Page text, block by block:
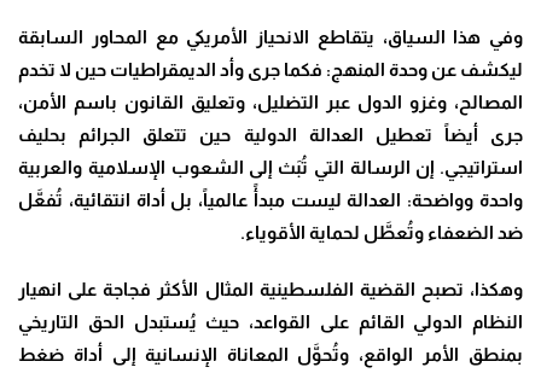
وفي هذا السياق، يتقاطع الانحياز الأمريكي مع المحاور السابقة
ليكشف عن وحدة المنهج: فكما جرى وأد الديمقراطيات حين لا تخدم
المصالح، وغزو الدول عبر التضليل، وتعليق القانون باسم الأمن،
جرى أيضاً تعطيل العدالة الدولية حين تتعلق الجرائم بحليف
استراتيجي. إن الرسالة التي تُبَث إلى الشعوب الإسلامية والعربية
واحدة وواضحة: العدالة ليست مبدأً عالمياً، بل أداة انتقائية، تُفعَّل
ضد الضعفاء وتُعطَّل لحماية الأقوياء.
وهكذا، تصبح القضية الفلسطينية المثال الأكثر فجاجة على انهيار
النظام الدولي القائم على القواعد، حيث يُستبدل الحق التاريخي
بمنطق الأمر الواقع، وتُحوَّل المعاناة الإنسانية إلى أداة ضغط